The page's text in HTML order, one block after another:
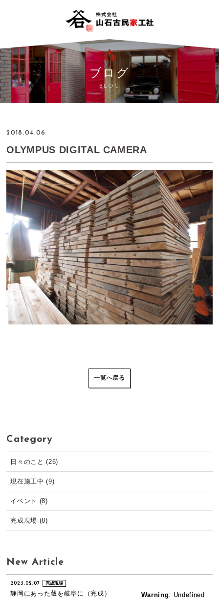
ブログ
BLOG
2018.04.06
OLYMPUS DIGITAL CAMERA
一覧へ戻る
Category
日々のこと (26)
現在施工中 (9)
イベント (8)
完成現場 (8)
New Article
Warning: Undefined
2023.02.07 完成現場
静岡にあった蔵を岐阜に（完成）